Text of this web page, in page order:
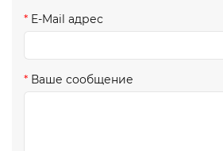
E-Mail адрес
Ваше сообщение